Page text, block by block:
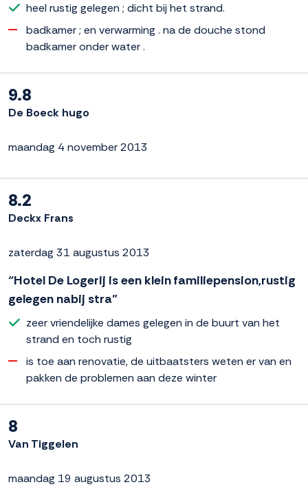
heel rustig gelegen ; dicht bij het strand.
badkamer ; en verwarming . na de douche stond
badkamer onder water .
9.8
De Boeck hugo
maandag 4 november 2013
8.2
Deckx Frans
zaterdag 31 augustus 2013
“Hotel De Logerij is een klein familiepension,rustig
gelegen nabij stra”
zeer vriendelijke dames gelegen in de buurt van het
strand en toch rustig
is toe aan renovatie, de uitbaatsters weten er van en
pakken de problemen aan deze winter
8
Van Tiggelen
maandag 19 augustus 2013